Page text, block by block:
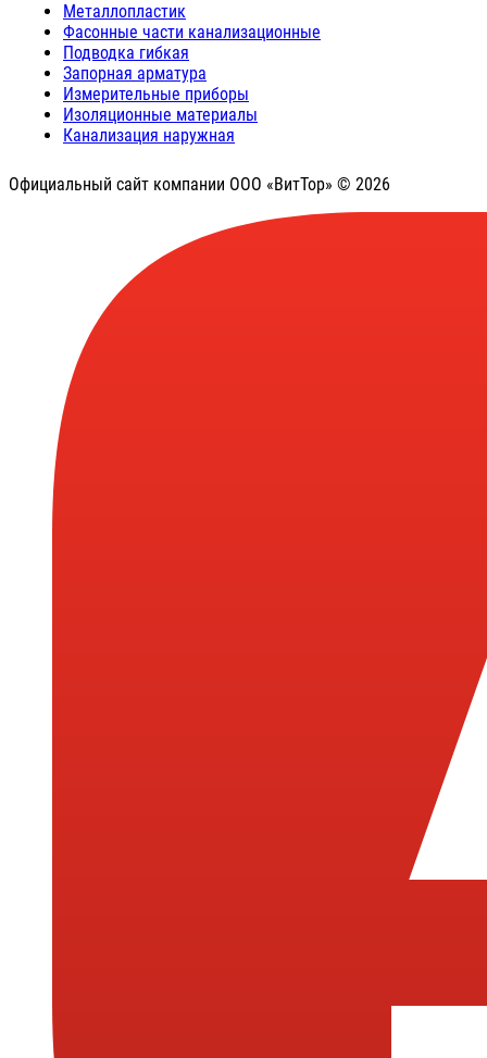
Металлопластик
Фасонные части канализационные
Подводка гибкая
Запорная арматура
Измерительные приборы
Изоляционные материалы
Канализация наружная
Официальный сайт компании ООО «ВитТор» © 2026